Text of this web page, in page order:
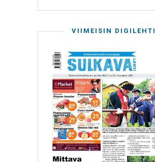
VIIMEISIN DIGILEHTI